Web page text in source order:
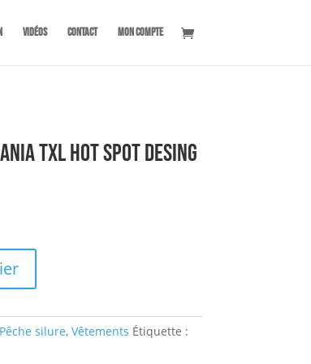
Vidéos Contact Mon compte
TXL Hot spot Desing
Pêche silure, Vêtements Étiquette :